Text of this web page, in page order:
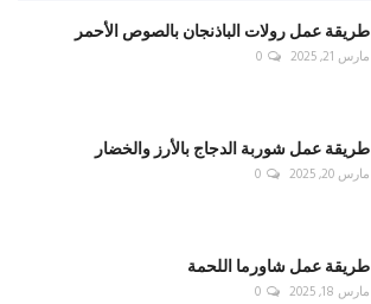
طريقة عمل رولات الباذنجان بالصوص الأحمر
مارس 21, 2025 0
طريقة عمل شوربة الدجاج بالأرز والخضار
مارس 20, 2025 0
طريقة عمل شاورما اللحمة
مارس 18, 2025 0